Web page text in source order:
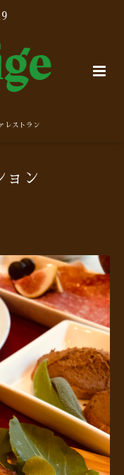
レストラン
ョン